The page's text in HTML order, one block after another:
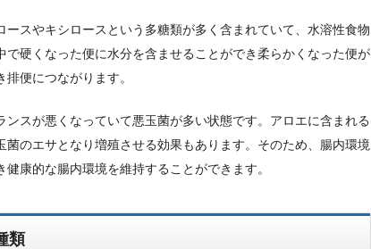
ースやキシロースという多糖類が多く含まれていて、水溶性食物
で硬くなった便に水分を含ませることができ柔らかくなった便が
便につながります。
ンスが悪くなっていて悪玉菌が多い状態です。アロエに含まれる
菌のエサとなり増殖させる効果もあります。そのため、腸内環境
康的な腸内環境を維持することができます。
類